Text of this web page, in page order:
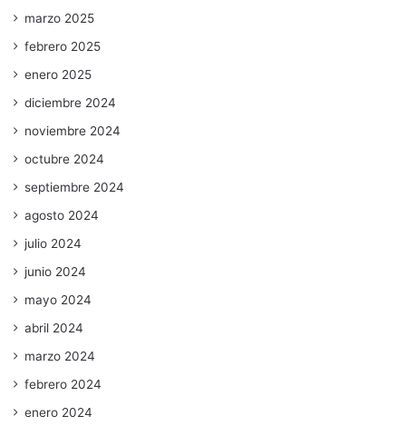
marzo 2025
febrero 2025
enero 2025
diciembre 2024
noviembre 2024
octubre 2024
septiembre 2024
agosto 2024
julio 2024
junio 2024
mayo 2024
abril 2024
marzo 2024
febrero 2024
enero 2024